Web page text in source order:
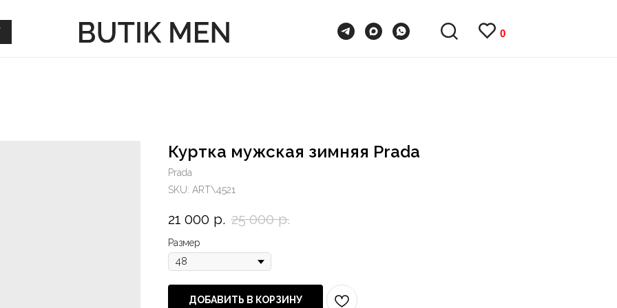
0
0
Куртка мужская зимняя Prada
Prada
SKU: ART\4521
21 000 р. 25 000 р.
Размер
ДОБАВИТЬ В КОРЗИНУ